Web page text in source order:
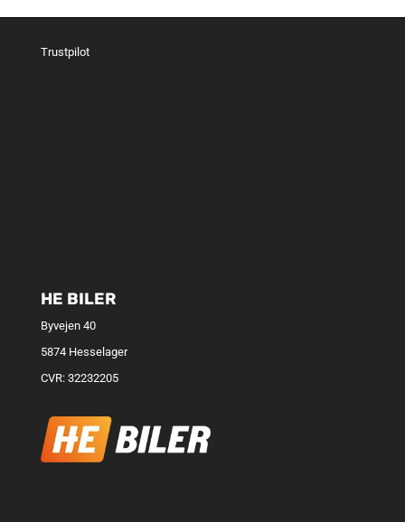
HE BILER
Byvejen 40
5874 Hesselager
CVR: 32232205
Trustpilot